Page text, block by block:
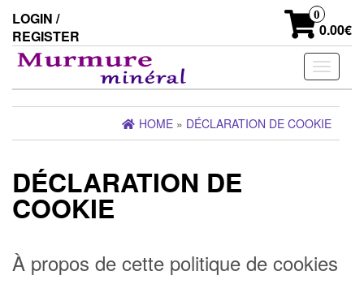
the
content
LOGIN /
REGISTER
0
0.00€
Toggle
HOME » DÉCLARATION DE COOKIE
DÉCLARATION DE
COOKIE
À propos de cette politique de cookies